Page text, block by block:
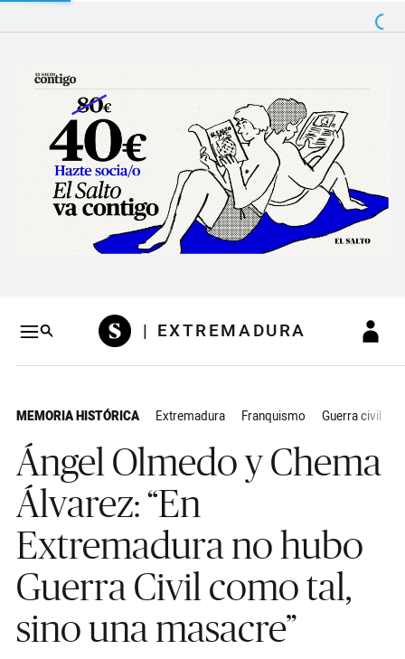
Salto a contenido
| EXTREMADURA
MEMORIA HISTÓRICA Extremadura Franquismo Guerra civil
Ángel Olmedo y Chema
Álvarez: “En
Extremadura no hubo
Guerra Civil como tal,
sino una masacre”